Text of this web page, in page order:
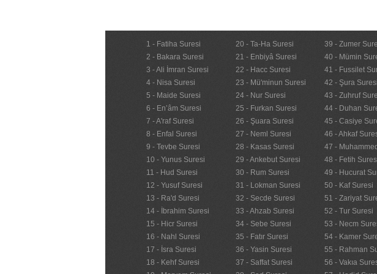
1 - Fatiha Suresi
2 - Bakara Suresi
3 - Ali İmran Suresi
4 - Nisa Suresi
5 - Maide Suresi
6 - En’âm Suresi
7 - A'raf Suresi
8 - Enfal Suresi
9 - Tevbe Suresi
10 - Yunus Suresi
11 - Hud Suresi
12 - Yusuf Suresi
13 - Ra'd Suresi
14 - İbrahim Suresi
15 - Hicr Suresi
16 - Nahl Suresi
17 - İsra Suresi
18 - Kehf Suresi
20 - Ta-Ha Suresi
21 - Enbiyâ Suresi
22 - Hacc Suresi
23 - Mü'minun Suresi
24 - Nur Suresi
25 - Furkan Suresi
26 - Şuara Suresi
27 - Neml Suresi
28 - Kasas Suresi
29 - Ankebut Suresi
30 - Rum Suresi
31 - Lokman Suresi
32 - Secde Suresi
33 - Ahzab Suresi
34 - Sebe Suresi
35 - Fatır Suresi
36 - Yasin Suresi
37 - Saffat Suresi
39 - Zumer
40 - Mümin
41 - Fussilet
42 - Şura Suresi
43 - Zuhruf
44 - Duhan
45 - Casiye
46 - Ahkaf
47 -
48 - Fetih
49 - Hucurat
50 - Kaf Suresi
51 - Zariyat
52 - Tur Suresi
53 - Necm
54 - Kamer
55 - Rahman
56 - Vakıa